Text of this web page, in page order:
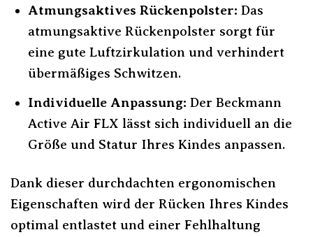
Atmungsaktives Rückenpolster: Das
atmungsaktive Rückenpolster sorgt für
eine gute Luftzirkulation und verhindert
übermäßiges Schwitzen.
Individuelle Anpassung: Der Beckmann
Active Air FLX lässt sich individuell an die
Größe und Statur Ihres Kindes anpassen.
Dank dieser durchdachten ergonomischen
Eigenschaften wird der Rücken Ihres Kindes
optimal entlastet und einer Fehlhaltung